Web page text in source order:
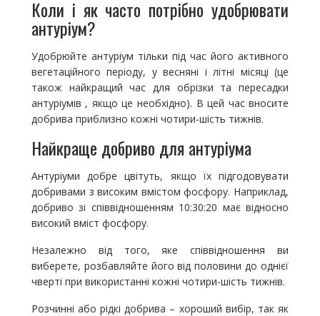
Коли і як часто потрібно удобрювати
антуріум?
Удобрюйте антуріум тільки під час його активного
вегетаційного періоду, у весняні і літні місяці (це
також найкращий час для обрізки та пересадки
антуріумів , якщо це необхідно). В цей час вносите
добрива приблизно кожні чотири-шість тижнів.
Найкраще добриво для антуріума
Антуріуми добре цвітуть, якщо їх підгодовувати
добривами з високим вмістом фосфору. Наприклад,
добриво зі співвідношенням 10:30:20 має відносно
високий вміст фосфору.
Незалежно від того, яке співвідношення ви
виберете, розбавляйте його від половини до однієї
чверті при використанні кожні чотири-шість тижнів.
Розчинні або рідкі добрива – хороший вибір, так як